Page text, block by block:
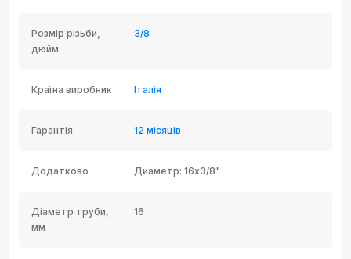
Розмір різьби,
дюйм
3/8
Країна виробник Італія
Гарантія 12 місяців
Додатково Диаметр: 16x3/8"
Діаметр труби,
мм
16